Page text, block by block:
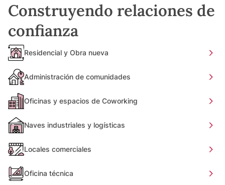
Construyendo relaciones de
confianza
Residencial y Obra nueva
Administración de comunidades
Oficinas y espacios de Coworking
Naves industriales y logísticas
Locales comerciales
Oficina técnica